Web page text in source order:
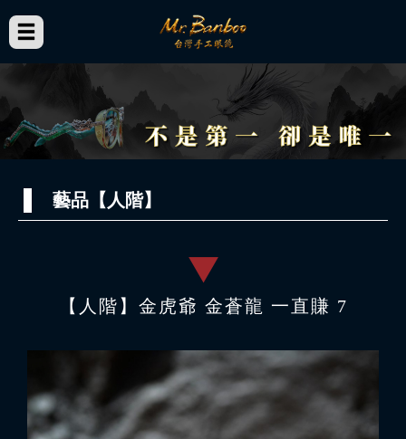
藝品【人階】
【人階】金虎爺 金蒼龍 一直賺 7